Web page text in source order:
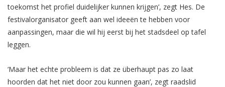
toekomst het profiel duidelijker kunnen krijgen’, zegt Hes. De
festivalorganisator geeft aan wel ideeën te hebben voor
aanpassingen, maar die wil hij eerst bij het stadsdeel op tafel
leggen.
‘Maar het echte probleem is dat ze überhaupt pas zo laat
hoorden dat het niet door zou kunnen gaan’, zegt raadslid